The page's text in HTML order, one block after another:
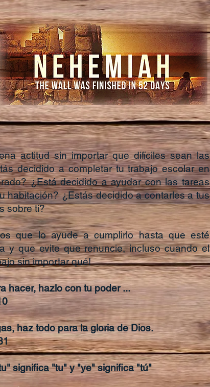
actitud sin importar que difíciles sean las
decidido a completar tu trabajo escolar en
¿Está decidido a ayudar con las tareas
habitación? ¿Estás decidido a contarles a tus
sobre ti?
que lo ayude a cumplirlo hasta que esté
y que evite que renuncie, incluso cuando el
sin importar qué!
hacer, hazlo con tu poder ...
haz todo para la gloria de Dios.
significa "tu" y "ye" significa "tú"